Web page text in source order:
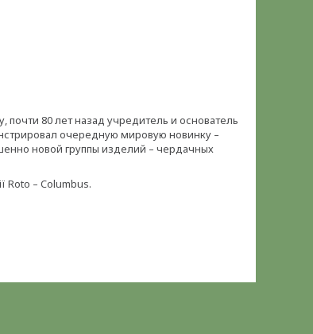
80 лет назад учредитель и основатель
очередную мировую новинку –
новой группы изделий – чердачных
Roto – Columbus.